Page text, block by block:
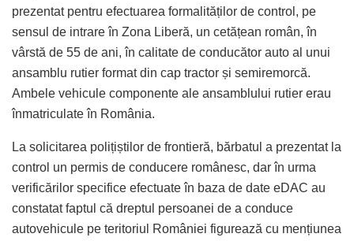
prezentat pentru efectuarea formalităților de control, pe
sensul de intrare în Zona Liberă, un cetățean român, în
vârstă de 55 de ani, în calitate de conducător auto al unui
ansamblu rutier format din cap tractor și semiremorcă.
Ambele vehicule componente ale ansamblului rutier erau
înmatriculate în România.
La solicitarea polițiștilor de frontieră, bărbatul a prezentat la
control un permis de conducere românesc, dar în urma
verificărilor specifice efectuate în baza de date eDAC au
constatat faptul că dreptul persoanei de a conduce
autovehicule pe teritoriul României figurează cu mențiunea